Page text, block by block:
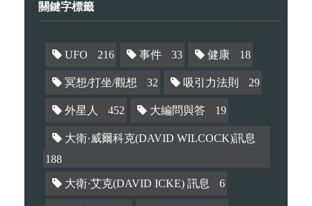
關鍵字標籤
UFO 216 事件 33 健康 18
冥想/打坐/觀想 32 吸引力法則 29
外星人 452 大編問與答 19
大衛·威爾科克(DAVID WILCOCK)訊息
188
大衛·艾克(DAVID ICKE) 訊息 6